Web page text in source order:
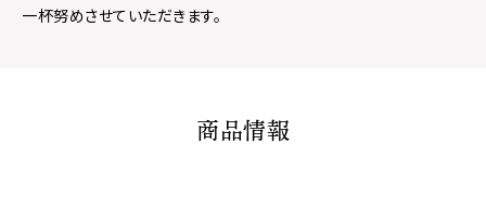
一杯努めさせていただきます。
商品情報